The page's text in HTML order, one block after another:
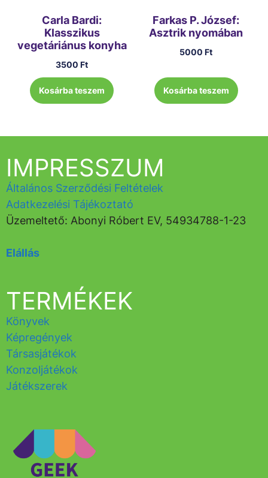
Carla Bardi:
Klasszikus
vegetáriánus konyha
3500Ft
Kosárba teszem
Farkas P. József:
Asztrik nyomában
5000Ft
Kosárba teszem
TERMÉKEK
Könyvek
Képregények
Társasjátékok
Konzoljátékok
Játékszerek
IMPRESSZUM
Általános Szerződési Feltételek
Adatkezelési Tájékoztató
Üzemeltető: Abonyi Róbert EV, 54934788-1-23
Elállás